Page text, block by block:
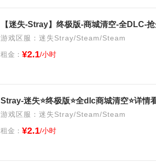
【迷失-Stray】终极版-商城清空-全DLC-
游戏区服：迷失Stray/Steam/Steam
租金： ¥2.1/小时
Stray-迷失⭐终极版⭐全dlc商城清空⭐详情
游戏区服：迷失Stray/Steam/Steam
租金： ¥2.1/小时